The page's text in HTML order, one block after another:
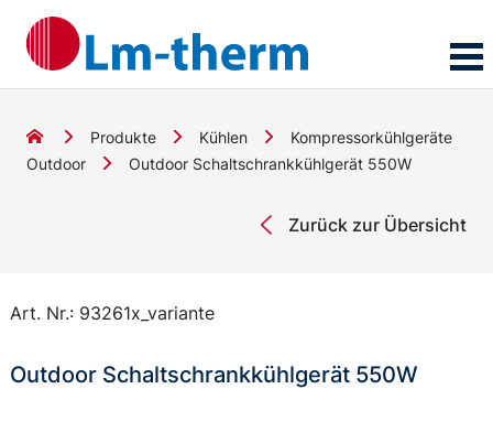
Produkte Kühlen
Kompressorkühlgeräte
Outdoor
Outdoor Schaltschrankkühlgerät 550W
Zurück zur Übersicht
Art. Nr.: 93261x_variante
Outdoor Schaltschrankkühlgerät 550W